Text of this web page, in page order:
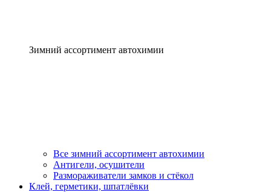
Зимний ассортимент автохимии
Все зимний ассортимент автохимии
Антигели, осушители
Размораживатели замков и стёкол
Клей, герметики, шпатлёвки